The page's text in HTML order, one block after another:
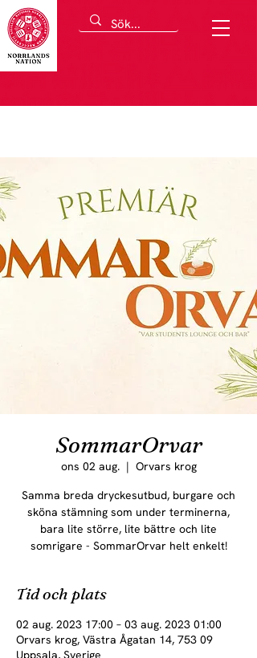
SommarOrvar
ons 02 aug.
  |
Orvars krog
Samma breda dryckesutbud, burgare och
sköna stämning som under terminerna,
bara lite större, lite bättre och lite
somrigare - SommarOrvar helt enkelt!
Tid och plats
02 aug. 2023 17:00 – 03 aug. 2023 01:00
Orvars krog, Västra Ågatan 14, 753 09
Uppsala, Sverige